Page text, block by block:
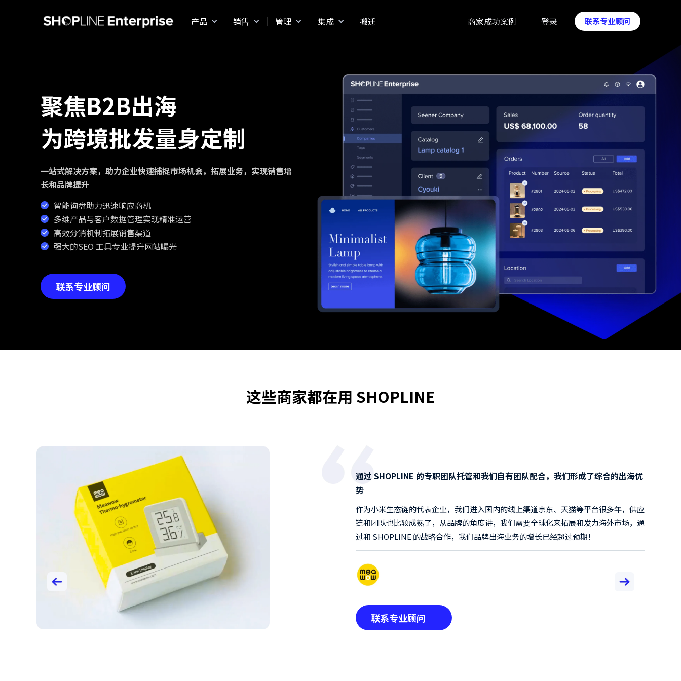
产品 销售 管理 集成 搬迁 商家成功案例 登录 联系专业顾问
聚焦B2B出海
为跨境批发量身定制
一站式解决方案，助力企业快速捕捉市场机会，拓展业务，实现销售增
长和品牌提升
智能询盘助力迅速响应商机
多维产品与客户数据管理实现精准运营
高效分销机制拓展销售渠道
强大的SEO 工具专业提升网站曝光
联系专业顾问
这些商家都在用 SHOPLINE
SHOPLINE 的本地运营团队非常赞，他们结合日本市场的特点，为我们量身定制
了建站方案
值得一提的是，SHOPLINE 的界面简洁易懂，大大提升了团队的运营效率，还有他们
的一页结账功能简直是提升转化的神器，弃单率立降。总的来说，DTC 品牌出海交给
SHOPLINE，很放心！
联系专业顾问